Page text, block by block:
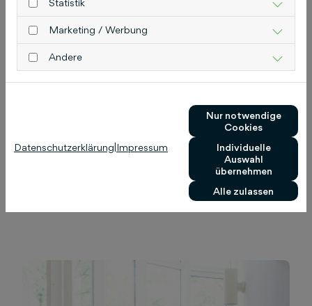
Warum du zu uns solltest
Statistik
Marketing / Werbung
Andere
Datenschutzerklärung Impressum
Nur notwendige
Cookies
Individuelle
Auswahl
übernehmen
Alle zulassen